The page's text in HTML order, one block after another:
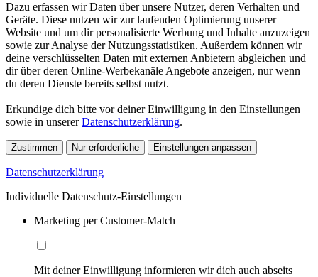
Dazu erfassen wir Daten über unsere Nutzer, deren Verhalten und
Geräte. Diese nutzen wir zur laufenden Optimierung unserer
Website und um dir personalisierte Werbung und Inhalte anzuzeigen
sowie zur Analyse der Nutzungsstatistiken. Außerdem können wir
deine verschlüsselten Daten mit externen Anbietern abgleichen und
dir über deren Online-Werbekanäle Angebote anzeigen, nur wenn
du deren Dienste bereits selbst nutzt.
Erkundige dich bitte vor deiner Einwilligung in den Einstellungen
sowie in unsererDatenschutzerklärung.
Zustimmen Nur erforderliche Einstellungen anpassen
Datenschutzerklärung
Individuelle Datenschutz-Einstellungen
Marketing per Customer-Match
Mit deiner Einwilligung informieren wir dich auch abseits